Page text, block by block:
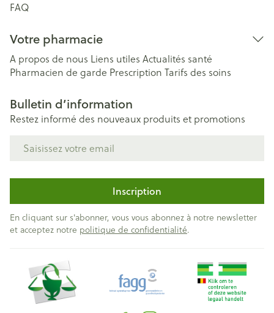
FAQ
Votre pharmacie
A propos de nous Liens utiles Actualités santé
Pharmacien de garde Prescription Tarifs des soins
Bulletin d’information
Restez informé des nouveaux produits et promotions
Inscription
En cliquant sur s'abonner, vous vous abonnez à notre newsletter
et acceptez notre politique de confidentialité.